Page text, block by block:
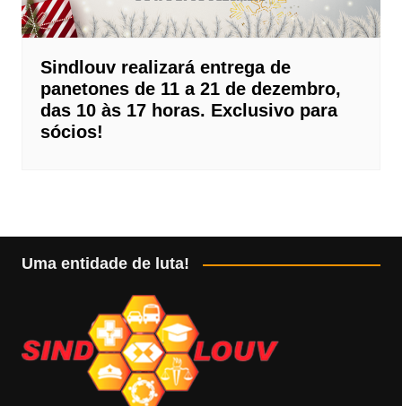
Sindlouv realizará entrega de
panetones de 11 a 21 de dezembro,
das 10 às 17 horas. Exclusivo para
sócios!
Uma entidade de luta!